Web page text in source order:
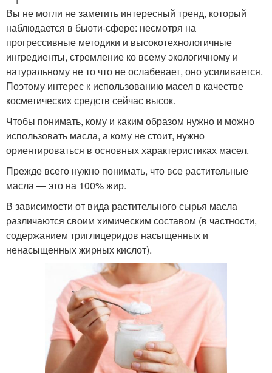
Вы не могли не заметить интересный тренд, который
наблюдается в бьюти-сфере: несмотря на
прогрессивные методики и высокотехнологичные
ингредиенты, стремление ко всему экологичному и
натуральному не то что не ослабевает, оно усиливается.
Поэтому интерес к использованию масел в качестве
косметических средств сейчас высок.
Чтобы понимать, кому и каким образом нужно и можно
использовать масла, а кому не стоит, нужно
ориентироваться в основных характеристиках масел.
Прежде всего нужно понимать, что все растительные
масла — это на 100% жир.
В зависимости от вида растительного сырья масла
различаются своим химическим составом (в частности,
содержанием триглицеридов насыщенных и
ненасыщенных жирных кислот).